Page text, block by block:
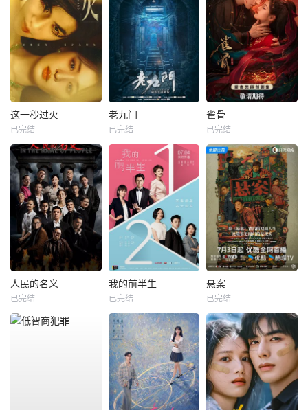
这一秒过火
已完结
老九门
已完结
雀骨
已完结
人民的名义
已完结
我的前半生
已完结
悬案
已完结